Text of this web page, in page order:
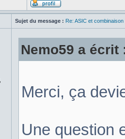
Sujet du message : Re: ASIC et
Nemo59 a écrit
Merci, ça
Une question